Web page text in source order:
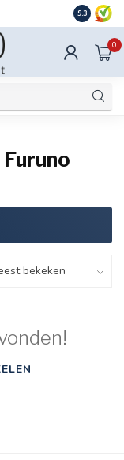
Ook
9.3
0